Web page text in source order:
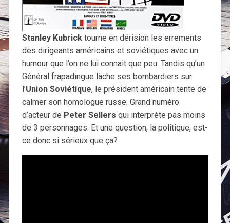
Stanley Kubricktourne en dérision les errements
des dirigeants américains et soviétiques avec un
humour que l’on ne lui connait que peu. Tandis qu’un
Général frapadingue lâche ses bombardiers sur
l’Union Soviétique, le président américain tente de
calmer son homologue russe. Grand numéro
d’acteur de Peter Sellers qui interprète pas moins
de 3 personnages. Et une question, la politique, est-
ce donc si sérieux que ça?